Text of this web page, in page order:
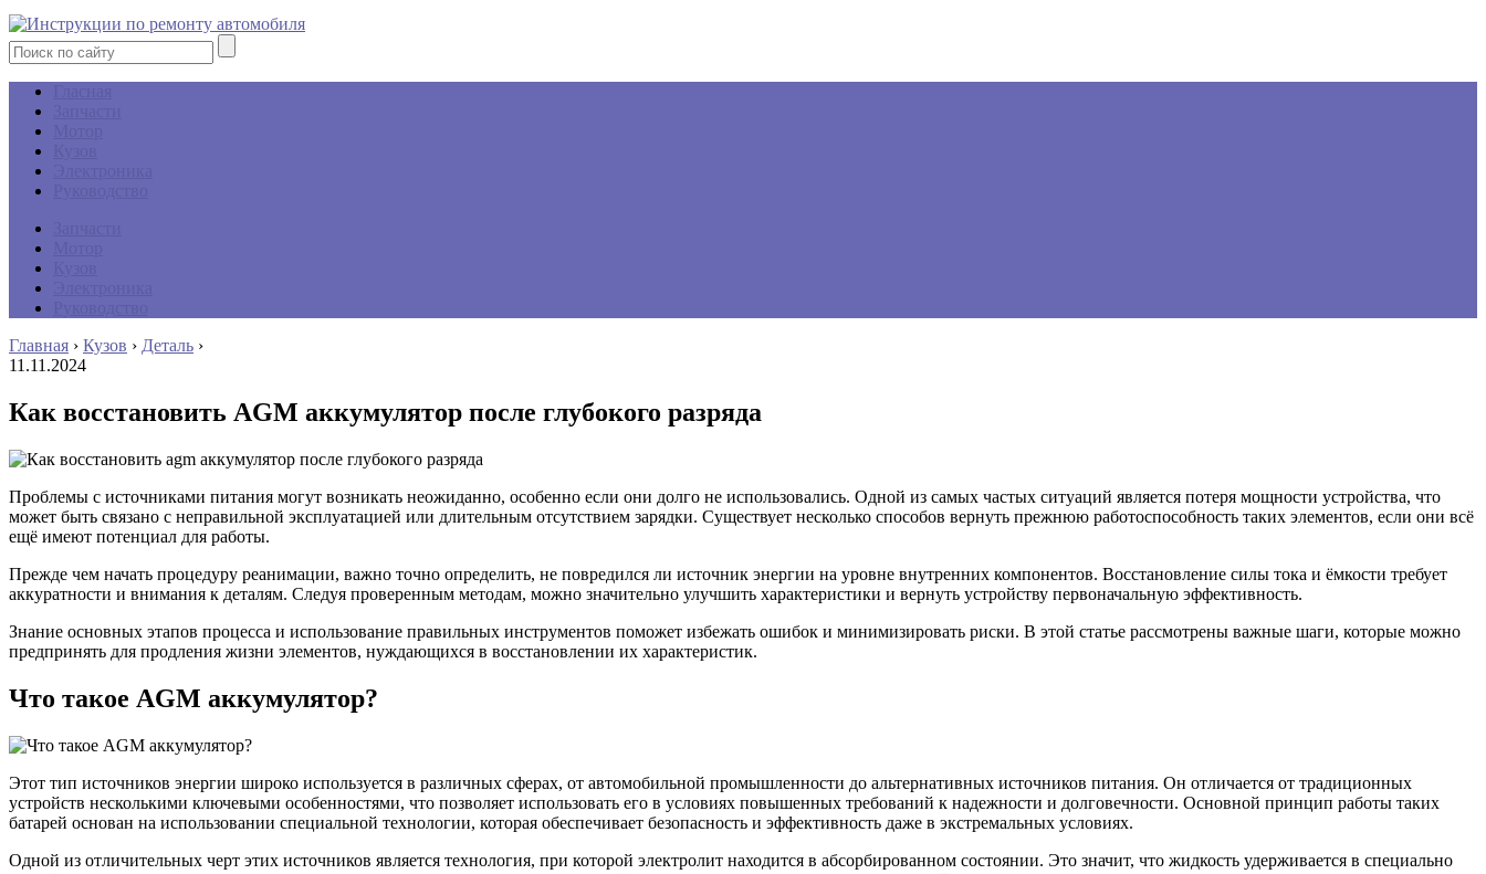
Главная › Кузов › Деталь ›
11.11.2024
Как восстановить AGM аккумулятор после глубокого разряда
Проблемы с источниками питания могут возникать неожиданно, особенно если они долго не использовались. Одной из самых частых ситуаций является потеря мощности устройства, что
может быть связано с неправильной эксплуатацией или длительным отсутствием зарядки. Существует несколько способов вернуть прежнюю работоспособность таких элементов, если они всё
ещё имеют потенциал для работы.
Прежде чем начать процедуру реанимации, важно точно определить, не повредился ли источник энергии на уровне внутренних компонентов. Восстановление силы тока и ёмкости требует
аккуратности и внимания к деталям. Следуя проверенным методам, можно значительно улучшить характеристики и вернуть устройству первоначальную эффективность.
Знание основных этапов процесса и использование правильных инструментов поможет избежать ошибок и минимизировать риски. В этой статье рассмотрены важные шаги, которые можно
предпринять для продления жизни элементов, нуждающихся в восстановлении их характеристик.
Что такое AGM аккумулятор?
Этот тип источников энергии широко используется в различных сферах, от автомобильной промышленности до альтернативных источников питания. Он отличается от традиционных
устройств несколькими ключевыми особенностями, что позволяет использовать его в условиях повышенных требований к надежности и долговечности. Основной принцип работы таких
батарей основан на использовании специальной технологии, которая обеспечивает безопасность и эффективность даже в экстремальных условиях.
Одной из отличительных черт этих источников является технология, при которой электролит находится в абсорбированном состоянии. Это значит, что жидкость удерживается в специально